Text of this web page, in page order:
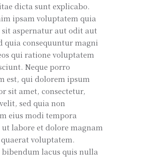
dicta sunt explicabo.
ipsam voluptatem quia
sit aspernatur aut odit aut
quia consequuntur magni
qui ratione voluptatem
Neque porro
est, qui dolorem ipsum
sit amet, consectetur,
sed quia non
eius modi tempora
labore et dolore magnam
voluptatem.
lacus quis nulla